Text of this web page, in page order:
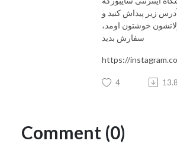
زیر پیداش کنید و
خوشتون اومد،
سفارش بدید
https://
4
Comment (0)